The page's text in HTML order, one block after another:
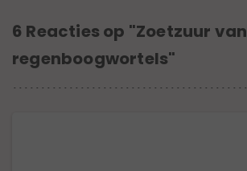
6 Reacties op "Zoetzuur van
regenboogwortels"